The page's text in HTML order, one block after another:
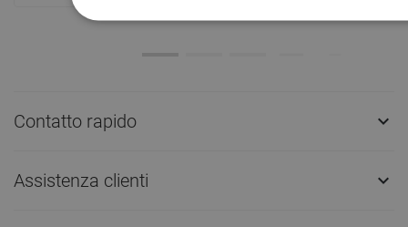
Contatto rapido 
Assistenza clienti 